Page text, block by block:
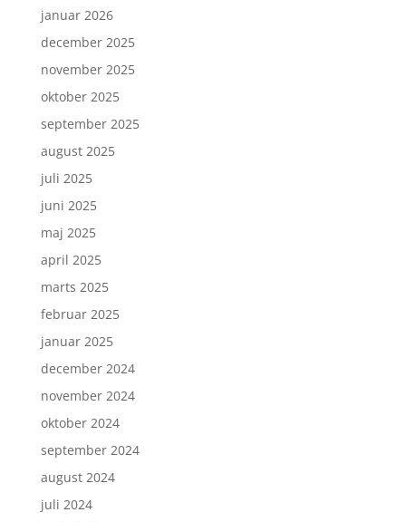
januar 2026
december 2025
november 2025
oktober 2025
september 2025
august 2025
juli 2025
juni 2025
maj 2025
april 2025
marts 2025
februar 2025
januar 2025
december 2024
november 2024
oktober 2024
september 2024
august 2024
juli 2024